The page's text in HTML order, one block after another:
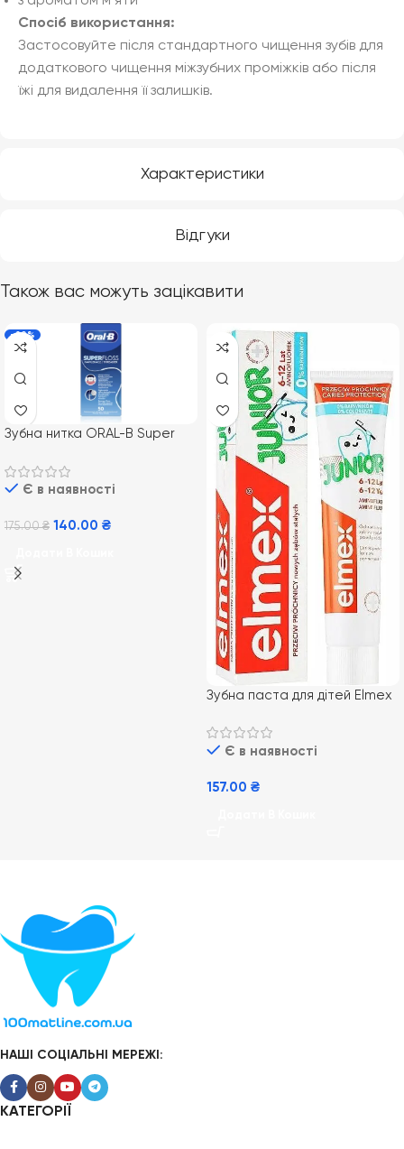
Характеристики
Відгуки
Спосіб використання:
Застосовуйте після стандартного чищення зубів для
додаткового чищення міжзубних проміжків або після
їжі для видалення її залишків.
Також вас можуть зацікавити
-20%
Зубна нитка ORAL-B Super
Є в наявності
175.00₴ 140.00 ₴
Зубна паста для дітей Elmex
Є в наявності
157.00 ₴
НАШІ СОЦІАЛЬНІ МЕРЕЖІ:
КАТЕГОРІЇ